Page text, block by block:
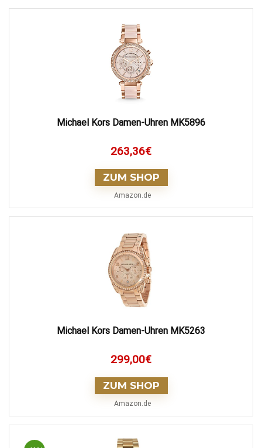
Michael Kors Damen-Uhren MK5896
263,36€
ZUM SHOP
Amazon.de
Michael Kors Damen-Uhren MK5263
299,00€
ZUM SHOP
Amazon.de